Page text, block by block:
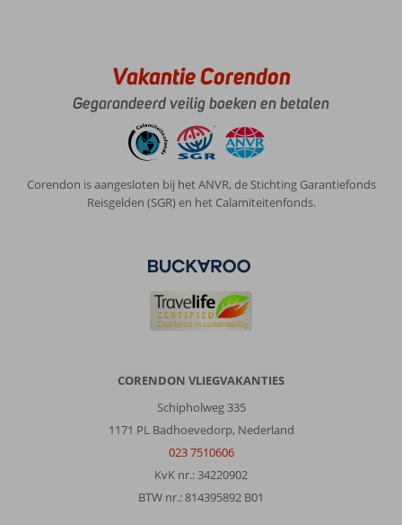
Vakantie Corendon
Gegarandeerd veilig boeken en betalen
Corendon is aangesloten bij het ANVR, de Stichting Garantiefonds
Reisgelden (SGR) en het Calamiteitenfonds.
CORENDON VLIEGVAKANTIES
Schipholweg 335
1171 PL Badhoevedorp, Nederland
023 7510606
KvK nr.: 34220902
BTW nr.: 814395892 B01